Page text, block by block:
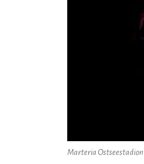
Marteria Ostseestadion